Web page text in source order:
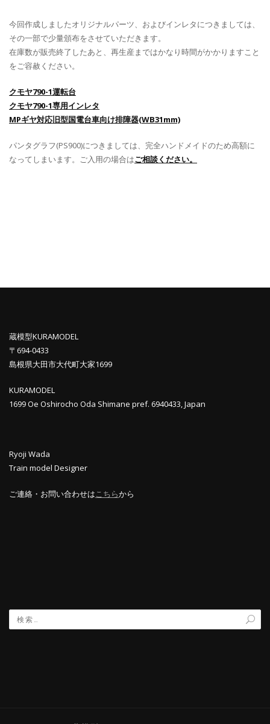
今回作成しましたオリジナルパーツ、およびインレタにつきましては、
その一部で少量頒布をさせていただきます。
在庫数が販売終了したあと、再生産まではかなり時間がかかりますこと
をご容赦ください。
クモヤ790-1運転台
クモヤ790-1専用インレタ
MPギヤ対応旧型国電台車向け排障器(WB31mm)
パンタグラフ(PS900)につきましては、完全ハンドメイドのため高額に
なってしまいます。ご入用の場合はご相談ください。
蔵模型KURAMODEL
〒694-0433
島根県大田市大代町大家1699
KURAMODEL
1699 Oe Oshirocho Oda Shimane pref. 6940433, Japan
Ryoji Wada
Train model Designer
ご連絡・お問い合わせはこちらから